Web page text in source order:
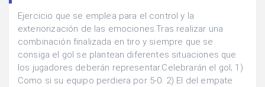
Ejercicio que se emplea para el control y la
exteriorización de las emociones.Tras realizar una
combinación finalizada en tiro y siempre que se
consiga el gol se plantean diferentes situaciones que
los jugadores deberán representar.Celebrarán el gol; 1)
Como si su equipo perdiera por 5-0. 2) El del empate